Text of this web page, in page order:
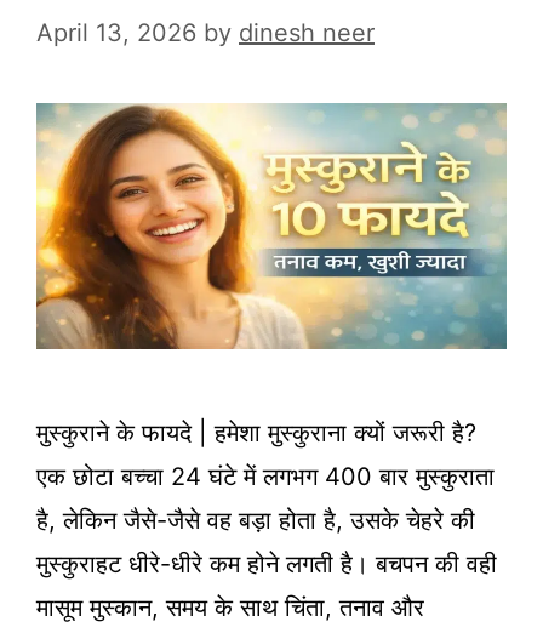
April 13, 2026 by dinesh neer
मुस्कुराने के फायदे | हमेशा मुस्कुराना क्यों जरूरी है?
एक छोटा बच्चा 24 घंटे में लगभग 400 बार मुस्कुराता
है, लेकिन जैसे-जैसे वह बड़ा होता है, उसके चेहरे की
मुस्कुराहट धीरे-धीरे कम होने लगती है। बचपन की वही
मासूम मुस्कान, समय के साथ चिंता, तनाव और